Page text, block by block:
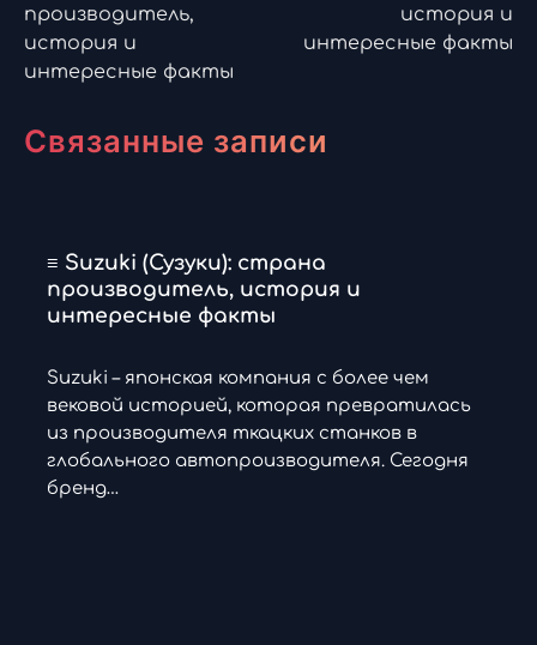
записям
производитель,
история и
интересные факты
история и
интересные факты
Связанные записи
≡ Suzuki (Сузуки): страна
производитель, история и
интересные факты
Suzuki – японская компания с более чем
вековой историей, которая превратилась
из производителя ткацких станков в
глобального автопроизводителя. Сегодня
бренд…